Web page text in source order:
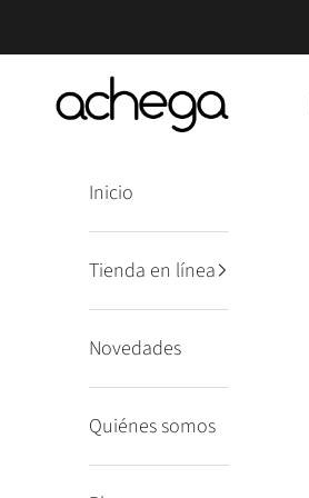
Punto Achega
Inicio
Tienda en línea
Novedades
Quiénes somos